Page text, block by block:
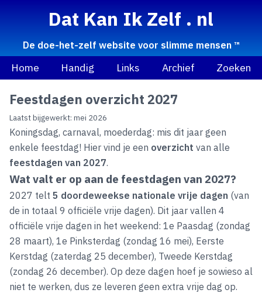
Dat Kan Ik Zelf . nl
De doe-het-zelf website voor slimme mensen ™
Home Handig Links Archief Zoeken
Feestdagen overzicht 2027
Laatst bijgewerkt: mei 2026
Koningsdag, carnaval, moederdag: mis dit jaar geen
enkele feestdag! Hier vind je een overzicht van alle
feestdagen van 2027.
Wat valt er op aan de feestdagen van 2027?
2027 telt 5 doordeweekse nationale vrije dagen (van
de in totaal 9 officiële vrije dagen). Dit jaar vallen 4
officiële vrije dagen in het weekend: 1e Paasdag (zondag
28 maart), 1e Pinksterdag (zondag 16 mei), Eerste
Kerstdag (zaterdag 25 december), Tweede Kerstdag
(zondag 26 december). Op deze dagen hoef je sowieso al
niet te werken, dus ze leveren geen extra vrije dag op.